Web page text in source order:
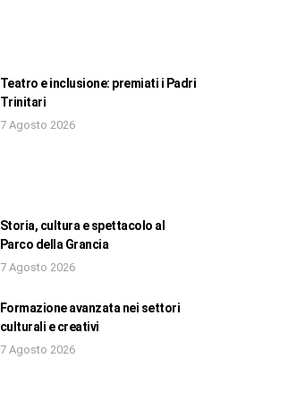
Teatro e inclusione: premiati i Padri
Trinitari
7 Agosto 2026
Storia, cultura e spettacolo al
Parco della Grancia
7 Agosto 2026
Formazione avanzata nei settori
culturali e creativi
7 Agosto 2026